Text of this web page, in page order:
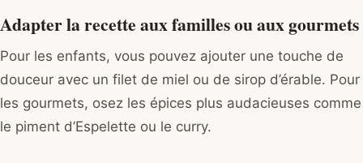
Adapter la recette aux familles ou aux gourmets
Pour les enfants, vous pouvez ajouter une touche de
douceur avec un filet de miel ou de sirop d’érable. Pour
les gourmets, osez les épices plus audacieuses comme
le piment d’Espelette ou le curry.